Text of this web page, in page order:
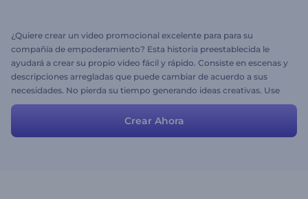
¿Quiere crear un video promocional excelente para para su
compañía de empoderamiento? Esta historia preestablecida le
ayudará a crear su propio video fácil y rápido. Consiste en escenas y
descripciones arregladas que puede cambiar de acuerdo a sus
necesidades. No pierda su tiempo generando ideas creativas. Use
este video para impresionar a su audiencia.
Crear Ahora